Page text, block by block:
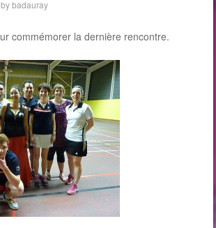
bybadauray
commémorer la dernière rencontre.